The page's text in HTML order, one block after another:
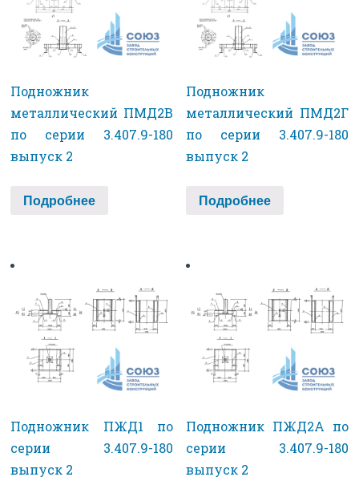
Подножник
металлический ПМД2В
по серии 3.407.9-180
выпуск 2
Подробнее
Подножник
металлический ПМД2Г
по серии 3.407.9-180
выпуск 2
Подробнее
Подножник ПЖД1 по
серии 3.407.9-180
выпуск 2
Подножник ПЖД2А по
серии 3.407.9-180
выпуск 2